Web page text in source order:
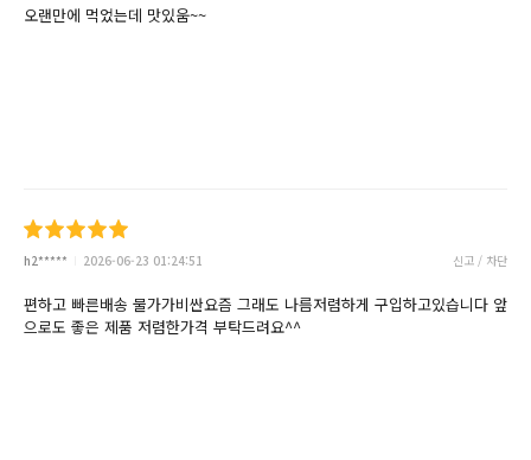
오랜만에 먹었는데 맛있움~~
h2***** 2026-06-23 01:24:51 신고 / 차단
편하고 빠른배송 물가가비싼요즘 그래도 나름저렴하게 구입하고있습니다 앞
으로도 좋은 제품 저렴한가격 부탁드려요^^